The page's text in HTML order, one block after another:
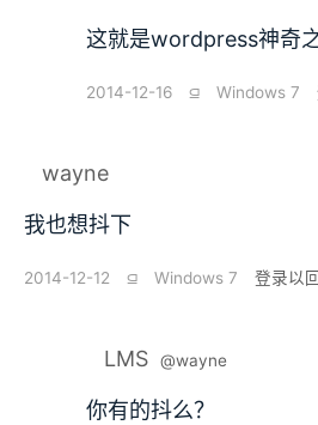
这就是wordpress神奇
2014-12-16 ⫑ Windows 7
wayne
我也想抖下
2014-12-12 ⫑ Windows 7 登录以
LMS @wayne
你有的抖么？